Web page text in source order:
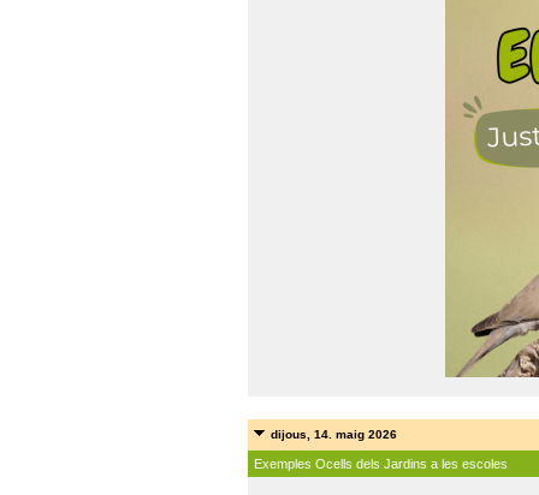
dijous, 14. maig 2026
Exemples Ocells dels Jardins a les escoles